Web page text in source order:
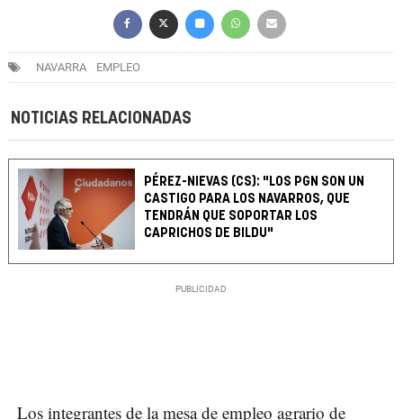
NAVARRA EMPLEO
NOTICIAS RELACIONADAS
PÉREZ-NIEVAS (CS): "LOS PGN SON UN
CASTIGO PARA LOS NAVARROS, QUE
TENDRÁN QUE SOPORTAR LOS
CAPRICHOS DE BILDU"
Los integrantes de la mesa de empleo agrario de